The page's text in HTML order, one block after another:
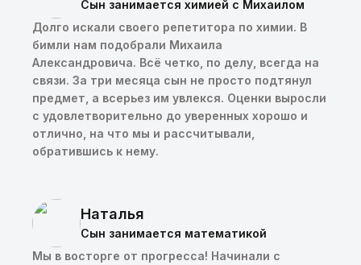
Сын занимается химией с Михаилом
Долго искали своего репетитора по химии. В
бимли нам подобрали Михаила
Александровича. Всё четко, по делу, всегда на
связи. За три месяца сын не просто подтянул
предмет, а всерьез им увлекся. Оценки выросли
с удовлетворительно до уверенных хорошо и
отлично, на что мы и рассчитывали,
обратившись к нему.
Наталья
Сын занимается математикой
Мы в восторге от прогресса! Начинали с